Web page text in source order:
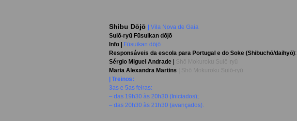
Shibu Dōjō
Vila Nova de Gaia
Suiō-ryū Fūsuikan dōjō
Info |
Fūsuikan dōjō
Responsáveis da escola para Portugal e do Soke (Shibuchō/daihyō):
Sérgio Miguel Andrade
Shō Mokuroku Suiō-ryū
Maria Alexandra Martins
Shō Mokuroku Suiō-ryū
| Treinos:
3as e 5as feiras:
– das 19h30 às 20h30 (Iniciados);
– das 20h30 às 21h30 (avançados).